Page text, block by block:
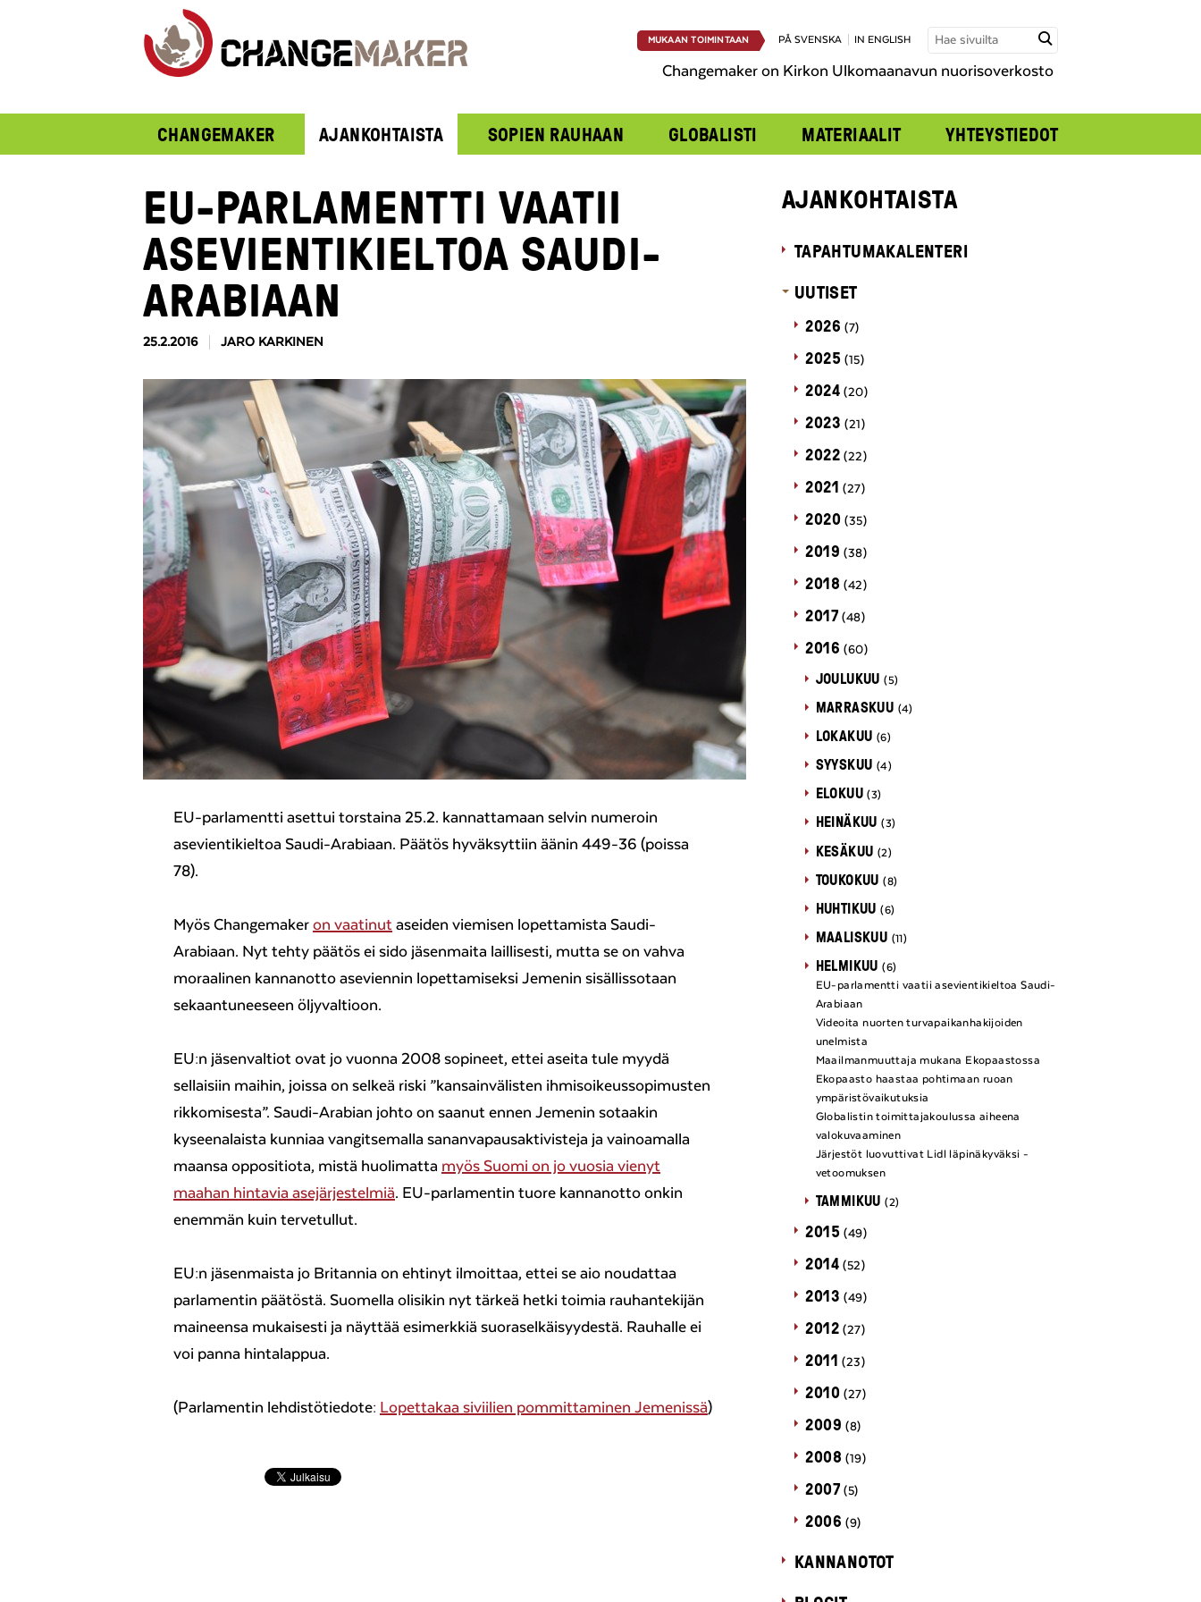
MUKAAN TOIMINTAAN PÅ SVENSKA IN ENGLISH
Changemaker on Kirkon Ulkomaanavun nuorisoverkosto
CHANGEMAKER AJANKOHTAISTA SOPIEN RAUHAAN GLOBALISTI MATERIAALIT YHTEYSTIEDOT
EU-PARLAMENTTI VAATII
ASEVIENTIKIELTOA SAUDI-
ARABIAAN
25.2.2016 JARO KARKINEN
EU-parlamentti asettui torstaina 25.2. kannattamaan selvin numeroin
asevientikieltoa Saudi-Arabiaan. Päätös hyväksyttiin äänin 449-36 (poissa
78).
Myös Changemaker on vaatinut aseiden viemisen lopettamista Saudi-
Arabiaan. Nyt tehty päätös ei sido jäsenmaita laillisesti, mutta se on vahva
moraalinen kannanotto aseviennin lopettamiseksi Jemenin sisällissotaan
sekaantuneeseen öljyvaltioon.
EU:n jäsenvaltiot ovat jo vuonna 2008 sopineet, ettei aseita tule myydä
sellaisiin maihin, joissa on selkeä riski ”kansainvälisten ihmisoikeussopimusten
rikkomisesta”. Saudi-Arabian johto on saanut ennen Jemenin sotaakin
kyseenalaista kunniaa vangitsemalla sananvapausaktivisteja ja vainoamalla
maansa oppositiota, mistä huolimatta myös Suomi on jo vuosia vienyt
maahan hintavia asejärjestelmiä. EU-parlamentin tuore kannanotto onkin
enemmän kuin tervetullut.
EU:n jäsenmaista jo Britannia on ehtinyt ilmoittaa, ettei se aio noudattaa
parlamentin päätöstä. Suomella olisikin nyt tärkeä hetki toimia rauhantekijän
maineensa mukaisesti ja näyttää esimerkkiä suoraselkäisyydestä. Rauhalle ei
voi panna hintalappua.
(Parlamentin lehdistötiedote: Lopettakaa siviilien pommittaminen Jemenissä)
AJANKOHTAISTA
TAPAHTUMAKALENTERI
UUTISET
2026 (7)
2025 (15)
2024 (20)
2023 (21)
2022 (22)
2021 (27)
2020 (35)
2019 (38)
2018 (42)
2017 (48)
2016 (60)
JOULUKUU (5)
MARRASKUU (4)
LOKAKUU (6)
SYYSKUU (4)
ELOKUU (3)
HEINÄKUU (3)
KESÄKUU (2)
TOUKOKUU (8)
HUHTIKUU (6)
MAALISKUU (11)
HELMIKUU (6)
EU-parlamentti vaatii asevientikieltoa Saudi-
Arabiaan
Videoita nuorten turvapaikanhakijoiden
unelmista
Maailmanmuuttaja mukana Ekopaastossa
Ekopaasto haastaa pohtimaan ruoan
ympäristövaikutuksia
Globalistin toimittajakoulussa aiheena
valokuvaaminen
Järjestöt luovuttivat Lidl läpinäkyväksi -
vetoomuksen
TAMMIKUU (2)
2015 (49)
2014 (52)
2013 (49)
2012 (27)
2011 (23)
2010 (27)
2009 (8)
2008 (19)
2007 (5)
2006 (9)
KANNANOTOT